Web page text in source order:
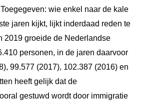
wie enkel naar de kale
jaren kijkt, lijkt inderdaad reden te
2019 groeide de Nederlandse
personen, in de jaren daarvoor
99.577 (2017), 102.387 (2016) en
heeft gelijk dat de
gestuwd wordt door immigratie